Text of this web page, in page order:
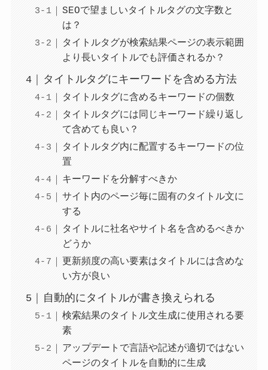
SEOで望ましいタイトルタグの文字数と
は？
タイトルタグが検索結果ページの表示範囲
より長いタイトルでも評価されるか？
タイトルタグにキーワードを含める方法
タイトルタグに含めるキーワードの個数
タイトルタグには同じキーワード繰り返し
て含めても良い？
タイトルタグ内に配置するキーワードの位
置
キーワードを分解すべきか
サイト内のページ毎に固有のタイトル文に
する
タイトルに社名やサイト名を含めるべきか
どうか
更新頻度の高い要素はタイトルには含めな
い方が良い
自動的にタイトルが書き換えられる
検索結果のタイトル文生成に使用される要
素
アップデートで言語や記述が適切ではない
ページのタイトルを自動的に生成